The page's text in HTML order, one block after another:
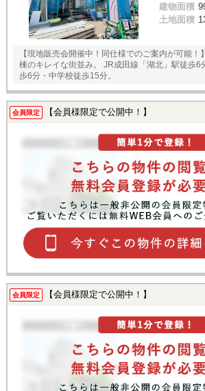
建物面積
土地面積
【現地販売会開催中！同仕様でのご案内が可能！
棟のキレイな街並み。 JR成田線「湖北」駅徒歩6
歩6分・中学校徒歩15分。
会員限定 【会員様限定で公開中！】
会員限定 【会員様限定で公開中！】